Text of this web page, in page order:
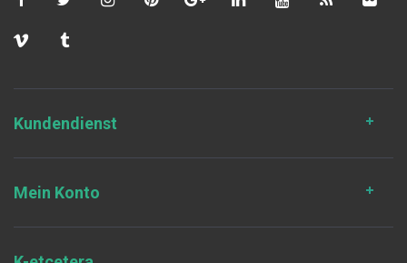
Kundendienst
Mein Konto